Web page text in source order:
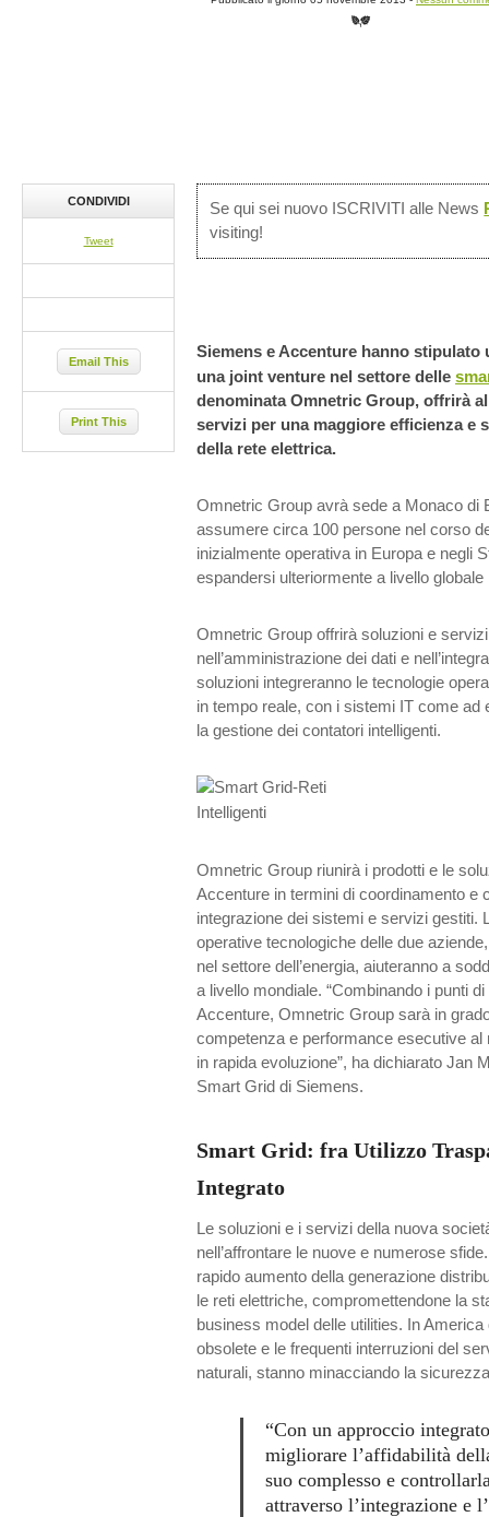
Se qui sei nuovo ISCRIVITI alle News
visiting!
Siemens e Accenture hanno
una joint venture nel settore delle
denominata Omnetric Group, offrirà
servizi per una maggiore efficienza e
della rete elettrica.
Omnetric Group avrà sede a Monaco di
assumere circa 100 persone nel corso
inizialmente operativa in Europa e negli
espandersi ulteriormente a livello globale
Omnetric Group offrirà soluzioni e
nell’amministrazione dei dati e
soluzioni integreranno le tecnologie
in tempo reale, con i sistemi IT come ad
la gestione dei contatori intelligenti.
Omnetric Group riunirà i prodotti e le
Accenture in termini di coordinamento e
integrazione dei sistemi e servizi gestiti.
operative tecnologiche delle due
nel settore dell’energia, aiuteranno a
a livello mondiale. “Combinando i punti
Accenture, Omnetric Group sarà in
competenza e performance esecutive al
in rapida evoluzione”, ha dichiarato Jan
Smart Grid di Siemens.
Smart Grid: fra Utilizzo
Integrato
Le soluzioni e i servizi della nuova
nell’affrontare le nuove e numerose
rapido aumento della generazione
le reti elettriche, compromettendone la
business model delle utilities. In
obsolete e le frequenti interruzioni del
naturali, stanno minacciando la
“Con un approccio
migliorare l’affidabilità
suo complesso e
attraverso l’integrazione e
CONDIVIDI
Tweet
Email This
Print This